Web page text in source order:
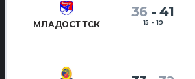
МЛАДОСТ ТСК
36 - 41
15 - 19